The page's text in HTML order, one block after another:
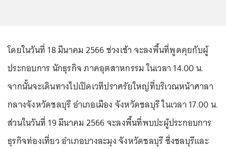
โดยในวันที่ 18 มีนาคม 2566 ช่วงเช้า จะลงพื้นที่พูดคุยกับผู้
ประกอบการ นักธุรกิจ ภาคอุตสาหกรรม ในเวลา 14.00 น.
จากนั้นจะเดินทางไปเปิดเวทีปราศรัยใหญ่ที่บริเวณหน้าศาลา
กลางจังหวัดชลบุรี อำเภอเมือง จังหวัดชลบุรี ในเวลา 17.00 น.
ส่วนในวันที่ 19 มีนาคม 2566 จะลงพื้นที่พบปะผู้ประกอบการ
ธุรกิจท่องเที่ยว อำเภอบางละมุง จังหวัดชลบุรี ซึ่งชลบุรีและ